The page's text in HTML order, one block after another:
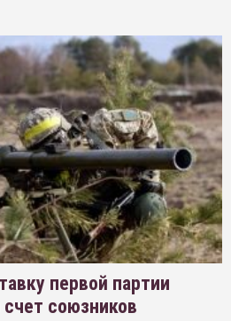
первой партии
союзников